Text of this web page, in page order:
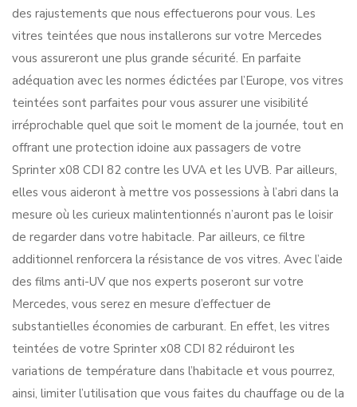
des rajustements que nous effectuerons pour vous. Les
vitres teintées que nous installerons sur votre Mercedes
vous assureront une plus grande sécurité. En parfaite
adéquation avec les normes édictées par l’Europe, vos vitres
teintées sont parfaites pour vous assurer une visibilité
irréprochable quel que soit le moment de la journée, tout en
offrant une protection idoine aux passagers de votre
Sprinter x08 CDI 82 contre les UVA et les UVB. Par ailleurs,
elles vous aideront à mettre vos possessions à l’abri dans la
mesure où les curieux malintentionnés n’auront pas le loisir
de regarder dans votre habitacle. Par ailleurs, ce filtre
additionnel renforcera la résistance de vos vitres. Avec l’aide
des films anti-UV que nos experts poseront sur votre
Mercedes, vous serez en mesure d’effectuer de
substantielles économies de carburant. En effet, les vitres
teintées de votre Sprinter x08 CDI 82 réduiront les
variations de température dans l’habitacle et vous pourrez,
ainsi, limiter l’utilisation que vous faites du chauffage ou de la